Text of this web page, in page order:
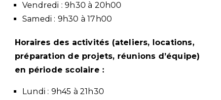
Vendredi : 9h30 à 20h00
Samedi : 9h30 à 17h00
Horaires des activités (ateliers, locations,
préparation de projets, réunions d’équipe)
en période scolaire :
Lundi : 9h45 à 21h30